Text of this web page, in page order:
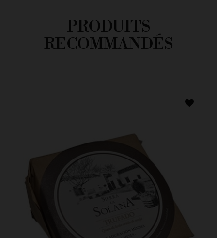
PRODUITS
RECOMMANDÉS